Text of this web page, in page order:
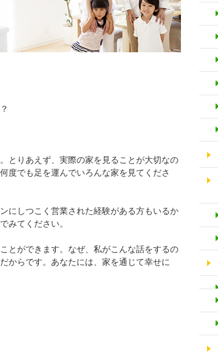
とりあえず、実際の家を見ることが大切なの
度でも足を運んでいろんな家を見てくださ
にしつこく営業された経験がある方もいるか
みてください。
とができます。なぜ、私がこんな話をするの
からです。あなたには、家を通じて幸せに